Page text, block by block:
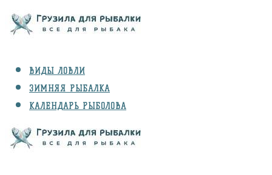
ВИДЫ ЛОВЛИ
ЗИМНЯЯ РЫБАЛКА
КАЛЕНДАРЬ РЫБОЛОВА
СНАРЯЖЕНИЕ